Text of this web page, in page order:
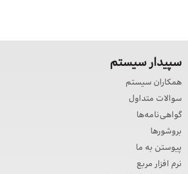
سپیدار سیستم
همکاران سیستم
سوالات متداول
گواهی‌نامه‌ها
بروشورها
پیوستن به ما
نرم افزار مربع